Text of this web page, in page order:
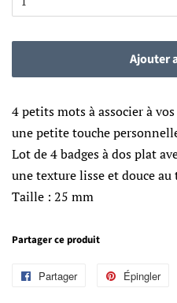
Ajouter
4 petits mots à associer à
une petite touche
Lot de 4 badges à dos plat
une texture lisse et douce au
Taille : 25 mm
Partager ce produit
Partager
Partager Épingler